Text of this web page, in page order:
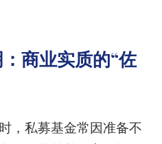
商业实质的“佐
，私募基金常因准备不